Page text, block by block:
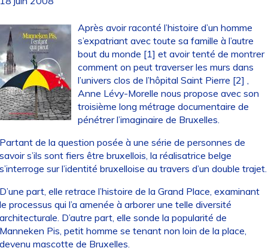
Après avoir raconté l’histoire d’un homme
s’expatriant avec toute sa famille à l’autre
bout du monde [1] et avoir tenté de montrer
comment on peut traverser les murs dans
l’univers clos de l’hôpital Saint Pierre [2] ,
Anne Lévy-Morelle nous propose avec son
troisième long métrage documentaire de
pénétrer l’imaginaire de Bruxelles.
de la question posée à une série de personnes de
s’ils sont fiers être bruxellois, la réalisatrice belge
sur l’identité bruxelloise au travers d’un double trajet.
part, elle retrace l’histoire de la Grand Place, examinant
processus qui l’a amenée à arborer une telle diversité
D’autre part, elle sonde la popularité de
Pis, petit homme se tenant non loin de la place,
mascotte de Bruxelles.